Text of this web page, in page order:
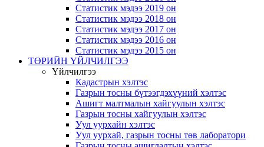
Статистик мэдээ 2019 он
Статистик мэдээ 2018 он
Статистик мэдээ 2017 он
Статистик мэдээ 2016 он
Статистик мэдээ 2015 он
ТӨРИЙН ҮЙЛЧИЛГЭЭ
Үйлчилгээ
Кадастрын хэлтэс
Газрын тосны бүтээгдэхүүний хэлтэс
Ашигт малтмалын хайгуулын хэлтэс
Газрын тосны хайгуулын хэлтэс
Уул уурхайн хэлтэс
Уул уурхай, газрын тосны төв лаборатори